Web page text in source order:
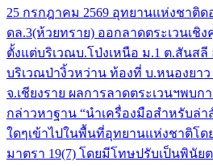
25 กรกฎาคม 2569 อุทยานแห่งชาติ
ดล.3(ห้วยทราย) ออกลาดตระเวนเชิ
ตั้งแต่บริเวณบ.โป่งเหนือ ม.1 ต.สันสลี
บริเวณป่างิ้วหว่าน ท้องที่ บ.หนองยาว
จ.เชียงราย ผลการลาดตระเวนฯพบก
กล่าวหาฐาน “นำเครื่องมือสำหรับล่
ใดๆเข้าไปในพื้นที่อุทยานแห่งชาติโด
มาตรา 19(7) โดยมีโทษปรับเป็นพินัย